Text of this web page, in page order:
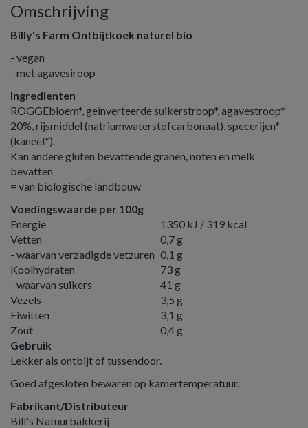
Omschrijving
Billy's Farm Ontbijtkoek naturel bio
- vegan
- met agavesiroop
Ingredienten
ROGGEbloem*, geïnverteerde suikerstroop*, agavestroop*
20%, rijsmiddel (natriumwaterstofcarbonaat), specerijen*
(kaneel*).
Kan andere gluten bevattende granen, noten en melk
bevatten
= van biologische landbouw
Voedingswaarde per 100g
Energie
1350 kJ / 319 kcal
Vetten
- waarvan verzadigde vetzuren
0,7 g
0,1 g
Koolhydraten
- waarvan suikers
73 g
41 g
Vezels
3,5 g
Eiwitten
3,1 g
Zout
0,4 g
Gebruik
Lekker als ontbijt of tussendoor.
Goed afgesloten bewaren op kamertemperatuur.
Fabrikant/Distributeur
Bill's Natuurbakkerij